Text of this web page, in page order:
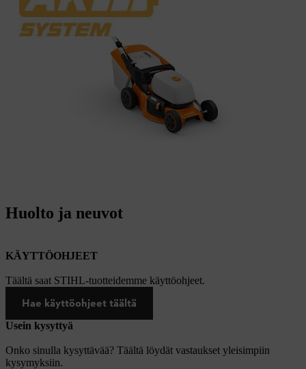
Huolto ja neuvot
KÄYTTÖOHJEET
Täältä saat STIHL-tuotteidemme käyttöohjeet.
Hae käyttöohjeet täältä
Usein kysyttyä
Onko sinulla kysyttävää? Täältä löydät vastaukset yleisimpiin
kysymyksiin.